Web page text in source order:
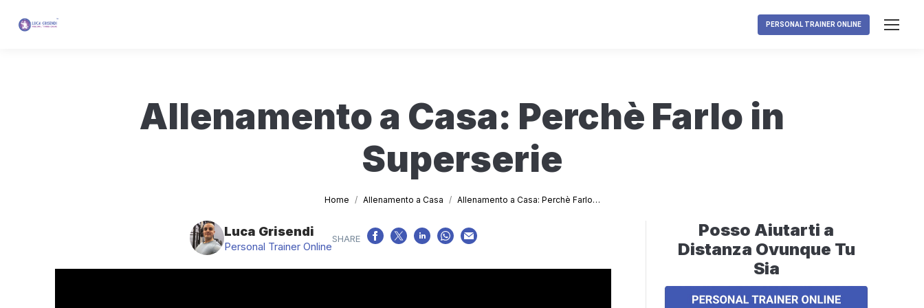
PERSONAL TRAINER ONLINE
Allenamento a Casa: Perchè Farlo in
Superserie
Tu sei qui:
Home Allenamento a Casa Allenamento a Casa: Perchè Farlo…
Luca Grisendi
Personal Trainer Online
Posso Aiutarti a
Distanza Ovunque Tu
Sia